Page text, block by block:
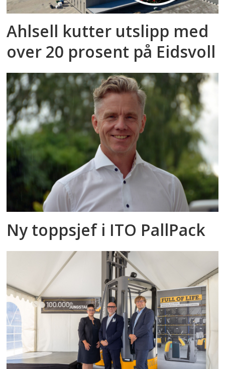
Ahlsell kutter utslipp med
over 20 prosent på Eidsvoll
Ny toppsjef i ITO PallPack